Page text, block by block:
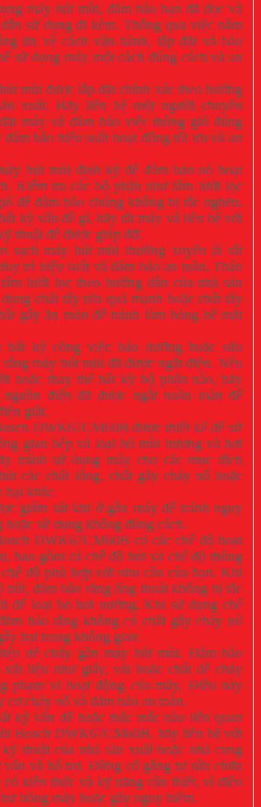
máy hút mùi, đảm bảo bạn đã đọc và
sử dụng đi kèm. Thông qua việc nắm
tin về cách vận hành, lắp đặt và bảo
sử dụng máy một cách đúng cách và an
mùi được lắp đặt chính xác theo hướng
xuất. Hãy liên hệ một người chuyên
máy và đảm bảo việc thông gió đúng
bảo hiệu suất hoạt động tối ưu và an
hút mùi định kỳ để đảm bảo nó hoạt
Kiểm tra các bộ phận như tấm lưới lọc
để đảm bảo chúng không bị tắc nghẽn.
kỳ vấn đề gì, hãy tắt máy và liên hệ với
thuật để được giúp đỡ.
sạch máy hút mùi thường xuyên là rất
trì hiệu suất và đảm bảo an toàn. Tháo
lưới lọc theo hướng dẫn của nhà sản
chất tẩy rửa quá mạnh hoặc chất tẩy
gây ăn mòn để tránh làm hỏng bề mặt
bất kỳ công việc bảo dưỡng hoặc sửa
máy hút mùi đã được ngắt điện. Nếu
hoặc thay thế bất kỳ bộ phận nào, hãy
nguồn điện đã được ngắt hoàn toàn để
giật.
DWK67CM60B được thiết kế để sử
gian bếp và loại bỏ mùi hương và hơi
tránh sử dụng máy cho các mục đích
các chất lỏng, chất gây cháy nổ hoặc
hại khác.
giám sát khi ở gần máy để tránh nguy
hoặc sử dụng không đúng cách.
DWK67CM60B có các chế độ hoạt
bao gồm cả chế độ hút và chế độ thông
độ phù hợp với nhu cầu của bạn. Khi
hút, đảm bảo rằng ống thoát không bị tắc
để loại bỏ hơi nướng. Khi sử dụng chế
bảo rằng không có chất gây cháy nổ
hại trong không gian.
dễ cháy gần máy hút mùi. Đảm bảo
vật liệu như giấy, vải hoặc chất dễ cháy
phạm vi hoạt động của máy. Điều này
cơ cháy nổ và đảm bảo an toàn.
kỳ vấn đề hoặc thắc mắc nào liên quan
Bosch DWK67CM60B, hãy liên hệ với
thuật của nhà sản xuất hoặc nhà cung
vấn và hỗ trợ. Đừng cố gắng tự sửa chữa
có kiến thức và kỹ năng cần thiết, vì điều
hỏng máy hoặc gây nguy hiểm.